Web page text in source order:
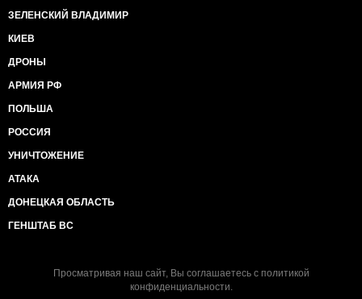
ЗЕЛЕНСКИЙ ВЛАДИМИР
КИЕВ
ДРОНЫ
АРМИЯ РФ
ПОЛЬША
РОССИЯ
УНИЧТОЖЕНИЕ
АТАКА
ДОНЕЦКАЯ ОБЛАСТЬ
ГЕНШТАБ ВС
Просматривая наш сайт, Вы соглашаетесь с политикой
конфиденциальности.